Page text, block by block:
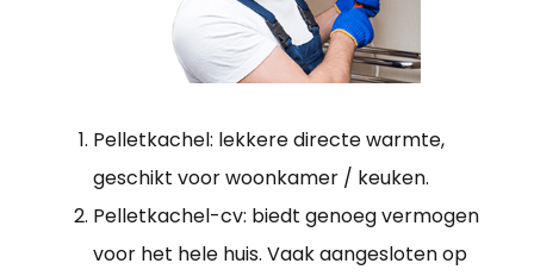
Pelletkachel: lekkere directe warmte,
geschikt voor woonkamer / keuken.
Pelletkachel-cv: biedt genoeg vermogen
voor het hele huis. Vaak aangesloten op